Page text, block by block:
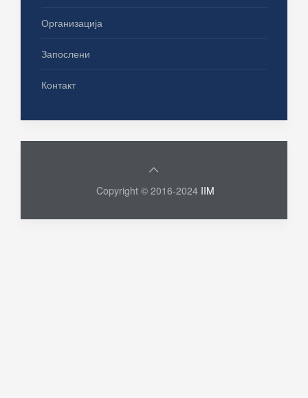
Организација
Запослени
Контакт
Copyright © 2016-2024 IIM